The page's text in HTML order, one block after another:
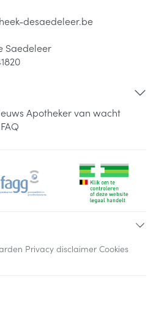
desaedeleer.be
Saedeleer
Apotheker van wacht
FAQ
Privacy disclaimer Cookies